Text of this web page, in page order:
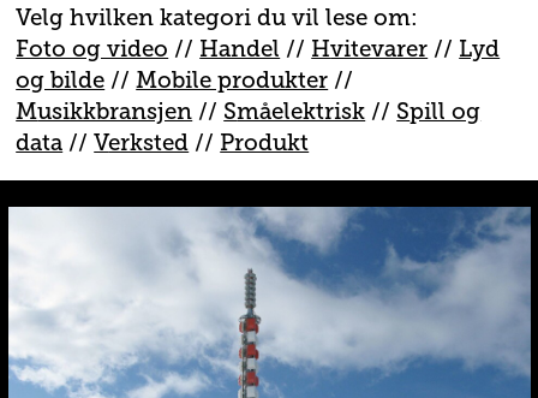
Velg hvilken kategori du vil lese om:
Foto og video // Handel // Hvitevarer // Lyd
og bilde //Mobile produkter //
Musikkbransjen // Småelektrisk // Spill og
data //Verksted // Produkt